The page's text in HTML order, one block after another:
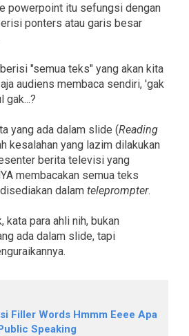
powerpoint itu sefungsi dengan
ponters atau garis besar
"semua teks" yang akan kita
audiens membaca sendiri, 'gak
gak...?
yang ada dalam slide (Reading
kesalahan yang lazim dilakukan
berita televisi yang
membacakan semua teks
dalam teleprompter.
kata para ahli nih, bukan
ada dalam slide, tapi
Filler Words Hmmm Eeee Apa
Speaking